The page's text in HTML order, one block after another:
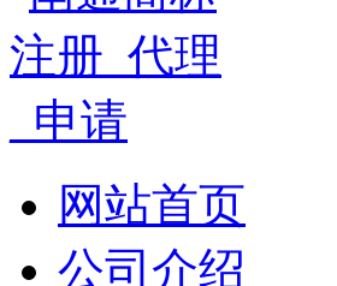
网站首页
公司介绍